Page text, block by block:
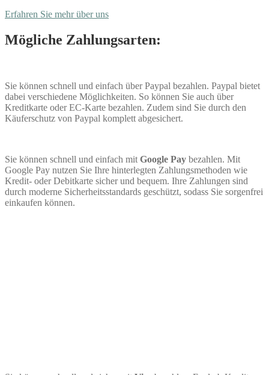
Erfahren Sie mehr über uns
Mögliche Zahlungsarten:
Sie können schnell und einfach über Paypal bezahlen. Paypal bietet
dabei verschiedene Möglichkeiten. So können Sie auch über
Kreditkarte oder EC-Karte bezahlen. Zudem sind Sie durch den
Käuferschutz von Paypal komplett abgesichert.
Sie können schnell und einfach mit Google Pay bezahlen. Mit
Google Pay nutzen Sie Ihre hinterlegten Zahlungsmethoden wie
Kredit- oder Debitkarte sicher und bequem. Ihre Zahlungen sind
durch moderne Sicherheitsstandards geschützt, sodass Sie sorgenfrei
einkaufen können.